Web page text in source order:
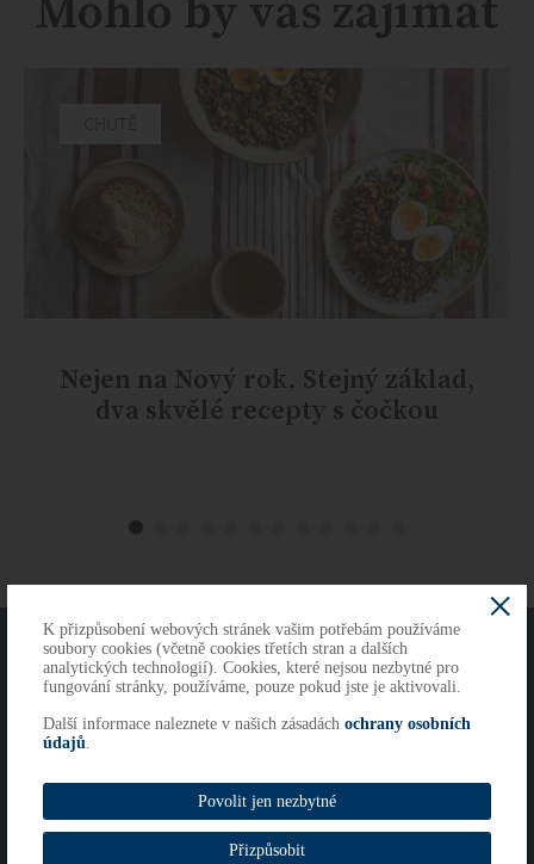
Nejen na Nový rok. Stejný základ,
dva skvělé recepty s čočkou
O NÁS KONTAKTY
Copyright 2026
Imprint
Whistleblowing
K přizpůsobení webových stránek vašim potřebám používáme
soubory cookies (včetně cookies třetích stran a dalších
analytických technologií). Cookies, které nejsou nezbytné pro
fungování stránky, používáme, pouze pokud jste je aktivovali.
Další informace naleznete v našich zásadách ochrany osobních
údajů.
Povolit jen nezbytné
Přizpůsobit